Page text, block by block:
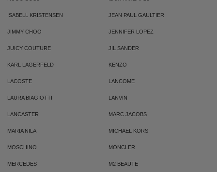
ISABELL KRISTENSEN JEAN PAUL GAULTIER
JIMMY CHOO JENNIFER LOPEZ
JUICY COUTURE JIL SANDER
KARL LAGERFELD KENZO
LACOSTE LANCOME
LAURA BIAGIOTTI LANVIN
LANCASTER MARC JACOBS
MARIA NILA MICHAEL KORS
MOSCHINO MONCLER
MERCEDES M2 BEAUTE